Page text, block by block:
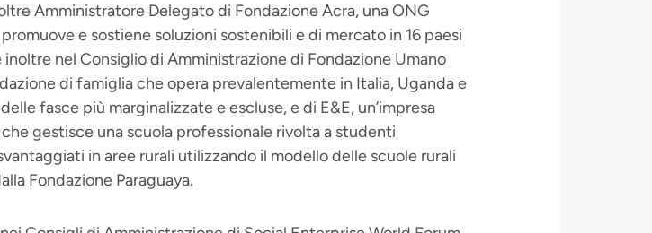
Amministratore Delegato di Fondazione Acra, una ONG
e sostiene soluzioni sostenibili e di mercato in 16 paesi
inoltre nel Consiglio di Amministrazione di Fondazione Umano
di famiglia che opera prevalentemente in Italia, Uganda e
fasce più marginalizzate e escluse, e di E&E, un’impresa
che gestisce una scuola professionale rivolta a studenti
in aree rurali utilizzando il modello delle scuole rurali
Fondazione Paraguaya.